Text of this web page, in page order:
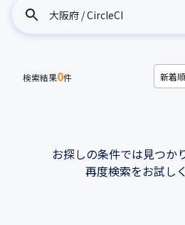
大阪府 / CircleCI
検索結果0件
お探しの条件では見つか
再度検索をお試し